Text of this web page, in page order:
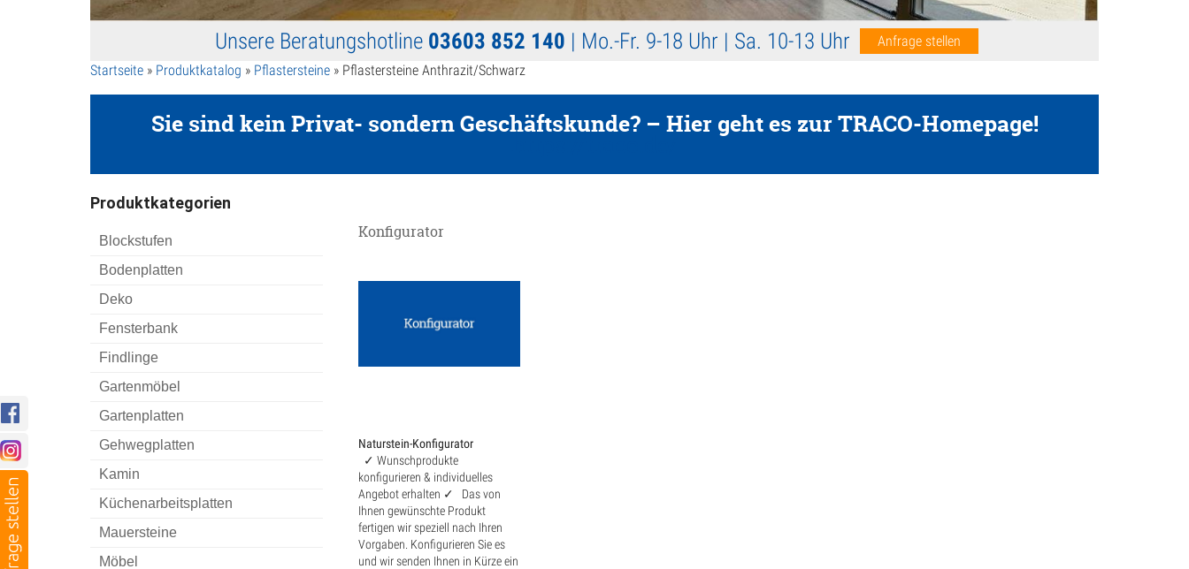
Unsere Beratungshotline 03603 852 140 | Mo.-Fr. 9-18 Uhr | Sa. 10-13 Uhr
Anfrage stellen
Startseite » Produktkatalog » Pflastersteine » Pflastersteine Anthrazit/Schwarz
Sie sind kein Privat- sondern Geschäftskunde? – Hier geht es zur TRACO-Homepage!
Produktkategorien
Blockstufen
Bodenplatten
Deko
Fensterbank
Findlinge
Gartenmöbel
Gartenplatten
Gehwegplatten
Kamin
Küchenarbeitsplatten
Mauersteine
Möbel
Muschelkalk
Sandstein
Findlinge
Gartenmöbel
Gartenplatten
Konfigurator
Naturstein-Konfigurator
✓ Wunschprodukte
konfigurieren & individuelles
Angebot erhalten ✓ Das von
Ihnen gewünschte Produkt
fertigen wir speziell nach Ihren
Vorgaben. Konfigurieren Sie es
und wir senden Ihnen in Kürze ein